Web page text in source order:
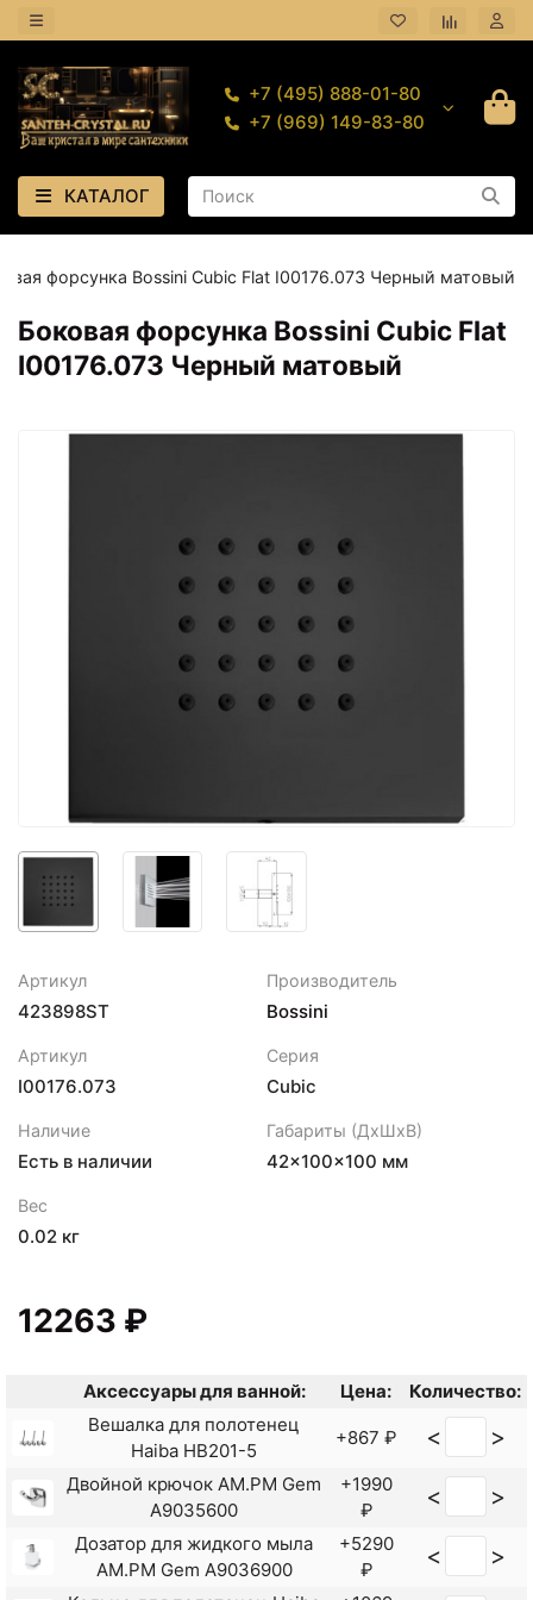
+7 (495) 888-01-80
+7 (969) 149-83-80
КАТАЛОГ
форсунка Bossini Cubic Flat I00176.073 Черный матовый
Боковая форсунка Bossini Cubic Flat
I00176.073 Черный матовый
Артикул
423898ST
Производитель
Bossini
Артикул
I00176.073
Серия
Cubic
Наличие
Есть в наличии
Габариты (ДхШхВ)
42×100×100 мм
Вес
0.02 кг
12263 ₽
Аксессуары для ванной: Цена:
Количество:
Вешалка для полотенец
Haiba HB201-5
+867 ₽ < >
Двойной крючок AM.PM Gem
A9035600
+1990
₽
< >
Дозатор для жидкого мыла
AM.PM Gem A9036900
+5290
₽
< >